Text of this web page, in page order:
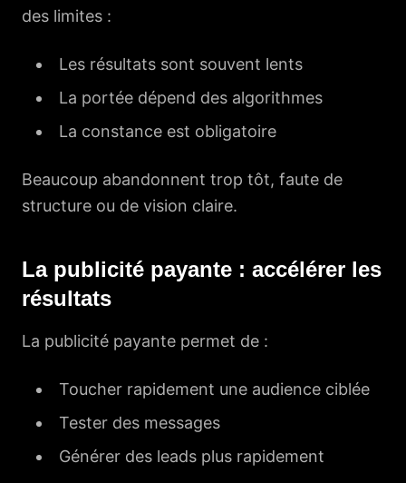
des limites :
Les résultats sont souvent lents
La portée dépend des algorithmes
La constance est obligatoire
Beaucoup abandonnent trop tôt, faute de
structure ou de vision claire.
La publicité payante : accélérer les
résultats
La publicité payante permet de :
Toucher rapidement une audience ciblée
Tester des messages
Générer des leads plus rapidement